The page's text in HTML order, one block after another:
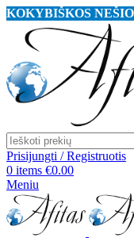
KOKYBIŠKOS
Prisijungti / Registruotis
0 items €0.00
Meniu